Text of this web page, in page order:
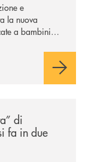
e
la nuova
a bambini e
sempre
di
fa in due